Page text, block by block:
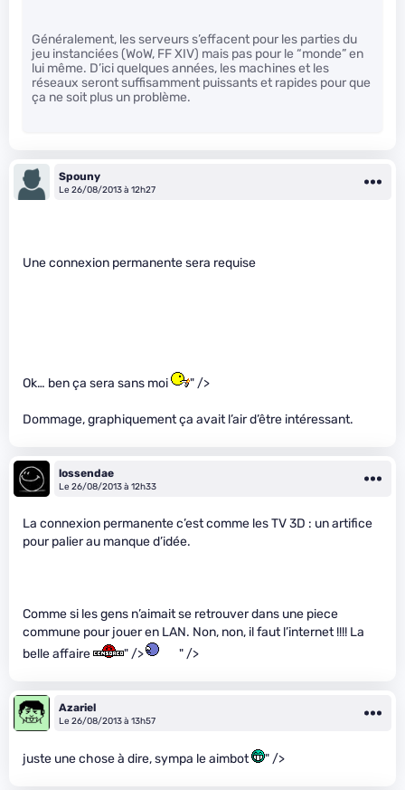
Généralement, les serveurs s’effacent pour les parties du
jeu instanciées (WoW, FF XIV) mais pas pour le “monde” en
lui même. D’ici quelques années, les machines et les
réseaux seront suffisamment puissants et rapides pour que
ça ne soit plus un problème.
Spouny
Le 26/08/2013 à 12h27
Une connexion permanente sera requise
Ok… ben ça sera sans moi " />
Dommage, graphiquement ça avait l’air d’être intéressant.
lossendae
Le 26/08/2013 à 12h33
La connexion permanente c’est comme les TV 3D : un artifice
pour palier au manque d’idée.
Comme si les gens n’aimait se retrouver dans une piece
commune pour jouer en LAN. Non, non, il faut l’internet !!!! La
belle affaire
" /> " />
Azariel
Le 26/08/2013 à 13h57
juste une chose à dire, sympa le aimbot " />